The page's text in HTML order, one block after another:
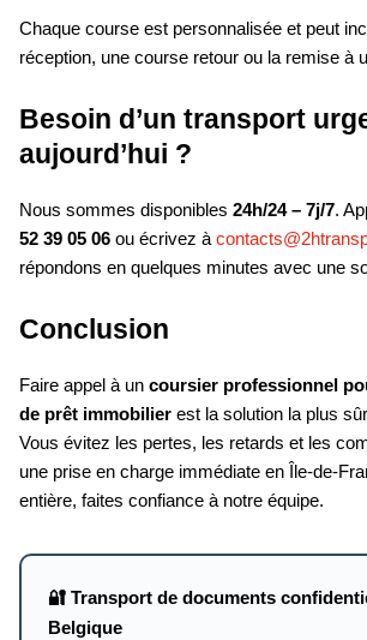
Chaque course est personnalisée et peut
réception, une course retour ou la remise à
Besoin d’un transport
aujourd’hui ?
Nous sommes disponibles 24h/24 – 7j/7.
52 39 05 06 ou écrivez à
répondons en quelques minutes avec une
Conclusion
Faire appel à un coursier professionnel
de prêt immobilier est la solution la plus
Vous évitez les pertes, les retards et les
une prise en charge immédiate en Île-de-
entière, faites confiance à notre équipe.
🔐 Transport de documents
Belgique